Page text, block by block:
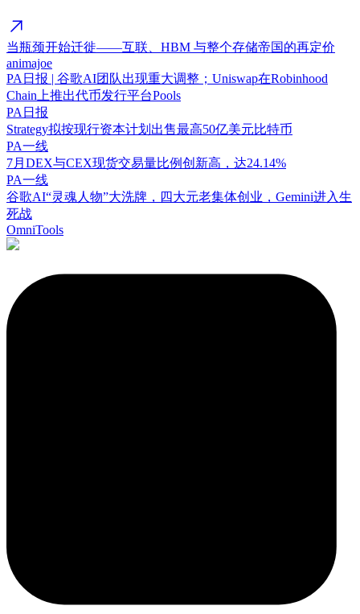
当瓶颈开始迁徙——互联、HBM 与整个存储帝国的再定价
animajoe
PA日报 | 谷歌AI团队出现重大调整；Uniswap在Robinhood
Chain上推出代币发行平台Pools
PA日报
Strategy拟按现行资本计划出售最高50亿美元比特币
PA一线
7月DEX与CEX现货交易量比例创新高，达24.14%
PA一线
谷歌AI“灵魂人物”大洗牌，四大元老集体创业，Gemini进入生
死战
OmniTools